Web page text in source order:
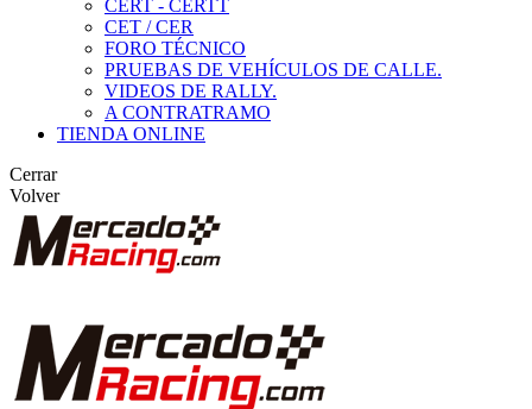
CERT - CERTT
CET / CER
FORO TÉCNICO
PRUEBAS DE VEHÍCULOS DE CALLE.
VIDEOS DE RALLY.
A CONTRATRAMO
TIENDA ONLINE
Cerrar
Volver